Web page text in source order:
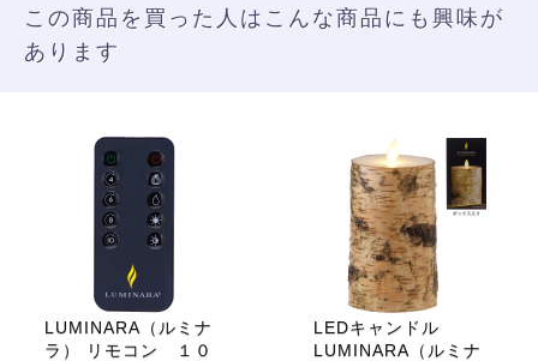
この商品を買った人はこんな商品にも興味が
あります
LUMINARA（ルミナ
ラ） リモコン １０
LEDキャンドル
LUMINARA（ルミナ